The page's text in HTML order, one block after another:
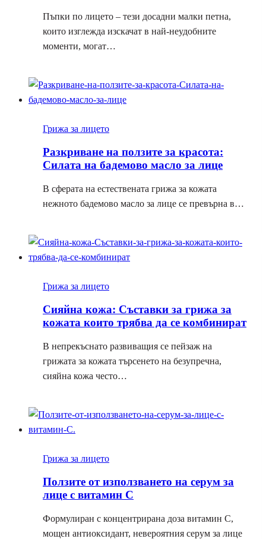
Пъпки по лицето – тези досадни малки петна,
които изглежда изскачат в най-неудобните
моменти, могат…
Грижа за лицето
Разкриване на ползите за красота:
Силата на бадемово масло за лице
В сферата на естествената грижа за кожата
нежното бадемово масло за лице се превърна в…
Грижа за лицето
Сияйна кожа: Съставки за грижа за
кожата които трябва да се комбинират
В непрекъснато развиващия се пейзаж на
грижата за кожата търсенето на безупречна,
сияйна кожа често…
Грижа за лицето
Ползите от използването на серум за
лице с витамин С
Формулиран с концентрирана доза витамин С,
мощен антиоксидант, невероятния серум за лице